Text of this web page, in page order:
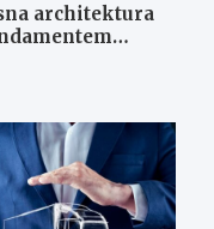
architektura
inteligencji w